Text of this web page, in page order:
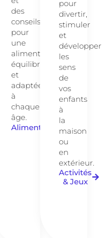
des
conseils
pour
une
alimentation
équilibrée
et
adaptée
à
chaque
âge.
Alimentation
pour
divertir,
stimuler
et
développer
les
sens
de
vos
enfants
à
la
maison
ou
en
extérieur.
Activités
& Jeux